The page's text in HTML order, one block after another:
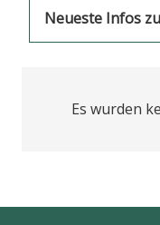
Es wurden